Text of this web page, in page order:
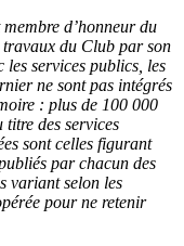
d’honneur du
travaux du Club par son
services publics, les
ne sont pas intégrés
: plus de 100 000
des services
sont celles figurant
par chacun des
variant selon les
pour ne retenir